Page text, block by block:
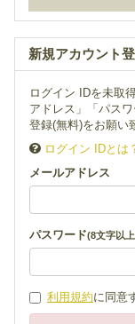
新規アカウント
ログイン IDを未取
アドレス」「パス
登録(無料)をお願い
ログイン IDとは
メールアドレス
パスワード(8文字以
利用規約に同意